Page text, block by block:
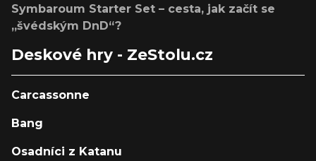
Symbaroum Starter Set – cesta, jak začít se
„švédským DnD“?
Deskové hry - ZeStolu.cz
Carcassonne
Bang
Osadníci z Katanu